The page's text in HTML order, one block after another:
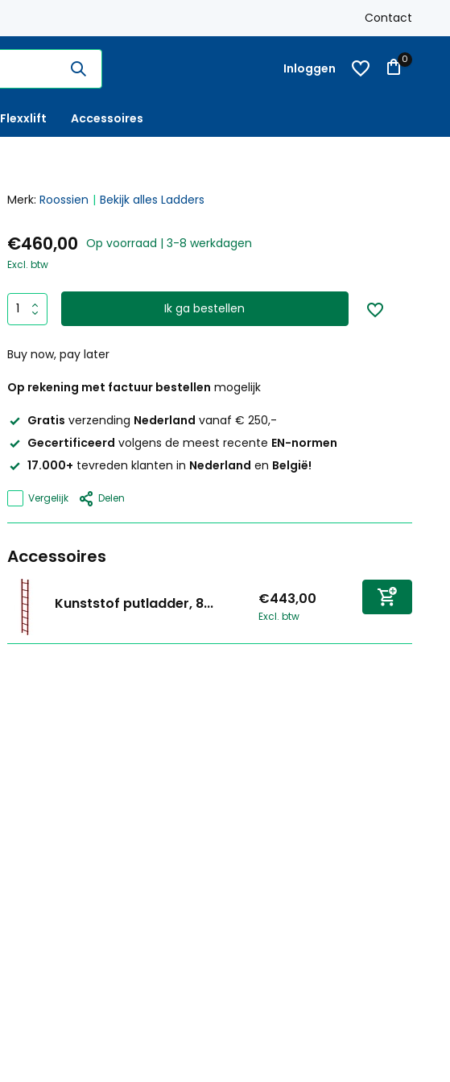
Nederland vanaf € 250,- Op
Contact
Inloggen
0
Flexxlift Accessoires
Merk: Roossien Bekijk alles Ladders
€460,00 Op voorraad | 3-8 werkdagen
Excl. btw
Ik ga bestellen
Buy now, pay later
Op rekening met factuur bestellen mogelijk
Gratis verzending Nederland vanaf € 250,-
Gecertificeerd volgens de meest recente EN-normen
17.000+ tevreden klanten in Nederland en België!
Vergelijk Delen
Accessoires
Kunststof putladder, 8... €443,00
Excl. btw